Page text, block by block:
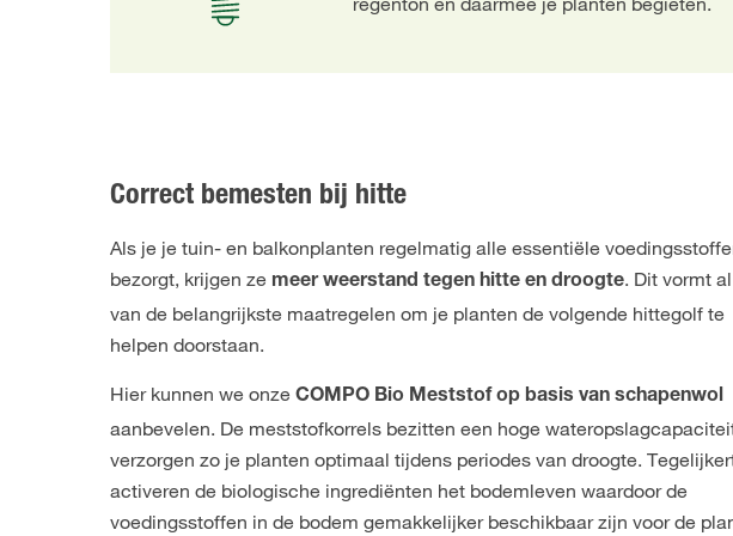
Correct bemesten bij hitte
Als je je tuin- en balkonplanten regelmatig alle essentiële
bezorgt, krijgen ze meer weerstand tegen hitte en droogte. Dit vormt
van de belangrijkste maatregelen om je planten de volgende hittegolf te
helpen doorstaan.
Hier kunnen we onze COMPO Bio Meststof op basis van schapenwol
aanbevelen. De meststofkorrels bezitten een hoge
verzorgen zo je planten optimaal tijdens periodes van droogte.
activeren de biologische ingrediënten het bodemleven waardoor de
voedingsstoffen in de bodem gemakkelijker beschikbaar zijn voor de